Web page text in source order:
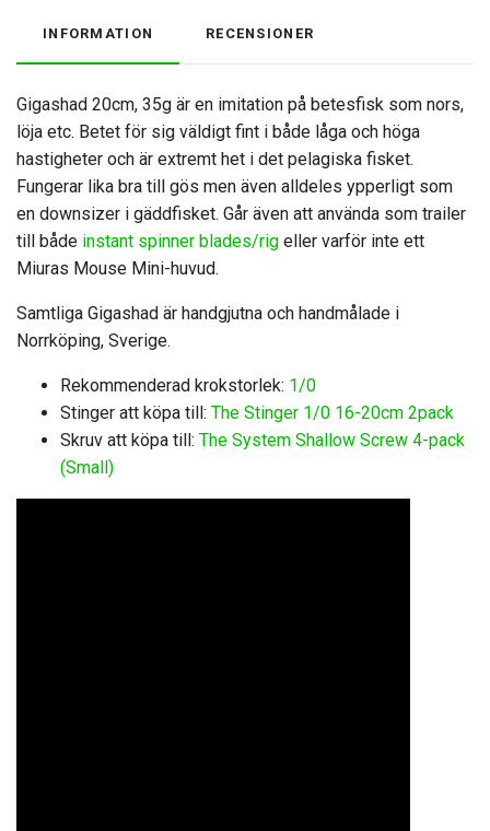
INFORMATION RECENSIONER
Gigashad 20cm, 35g är en imitation på betesfisk som nors,
löja etc. Betet för sig väldigt fint i både låga och höga
hastigheter och är extremt het i det pelagiska fisket.
Fungerar lika bra till gös men även alldeles ypperligt som
en downsizer i gäddfisket. Går även att använda som trailer
till både instant spinner blades/rig eller varför inte ett
Miuras Mouse Mini-huvud.
Samtliga Gigashad är handgjutna och handmålade i
Norrköping, Sverige.
Rekommenderad krokstorlek: 1/0
Stinger att köpa till: The Stinger 1/0 16-20cm 2pack
Skruv att köpa till: The System Shallow Screw 4-pack
(Small)